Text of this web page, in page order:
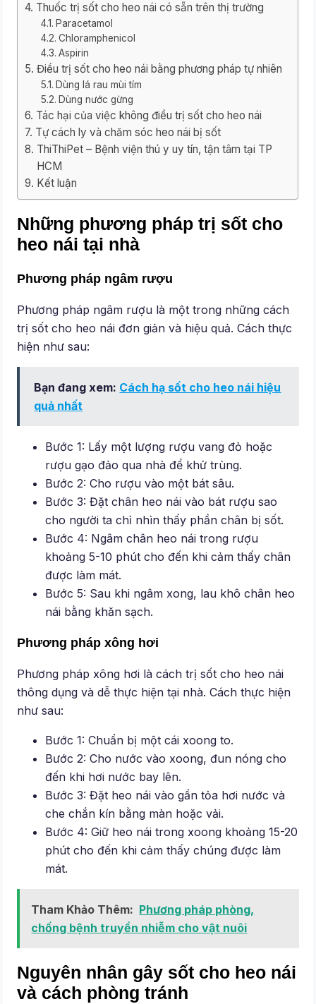
Thuốc trị sốt cho heo nái có sẵn trên thị trường
Paracetamol
Chloramphenicol
Aspirin
Điều trị sốt cho heo nái bằng phương pháp tự nhiên
Dùng lá rau mùi tím
Dùng nước gừng
Tác hại của việc không điều trị sốt cho heo nái
Tự cách ly và chăm sóc heo nái bị sốt
ThiThiPet – Bệnh viện thú y uy tín, tận tâm tại TP
HCM
Kết luận
Những phương pháp trị sốt cho
heo nái tại nhà
Phương pháp ngâm rượu
Phương pháp ngâm rượu là một trong những cách
trị sốt cho heo nái đơn giản và hiệu quả. Cách thực
hiện như sau:
Bạn đang xem: Cách hạ sốt cho heo nái hiệu
quả nhất
Bước 1: Lấy một lượng rượu vang đỏ hoặc
rượu gạo đảo qua nhà để khử trùng.
Bước 2: Cho rượu vào một bát sâu.
Bước 3: Đặt chân heo nái vào bát rượu sao
cho người ta chỉ nhìn thấy phần chân bị sốt.
Bước 4: Ngâm chân heo nái trong rượu
khoảng 5-10 phút cho đến khi cảm thấy chân
được làm mát.
Bước 5: Sau khi ngâm xong, lau khô chân heo
nái bằng khăn sạch.
Phương pháp xông hơi
Phương pháp xông hơi là cách trị sốt cho heo nái
thông dụng và dễ thực hiện tại nhà. Cách thực hiện
như sau:
Bước 1: Chuẩn bị một cái xoong to.
Bước 2: Cho nước vào xoong, đun nóng cho
đến khi hơi nước bay lên.
Bước 3: Đặt heo nái vào gần tỏa hơi nước và
che chắn kín bằng màn hoặc vải.
Bước 4: Giữ heo nái trong xoong khoảng 15-20
phút cho đến khi cảm thấy chúng được làm
mát.
Tham Khảo Thêm: Phương pháp phòng,
chống bệnh truyền nhiễm cho vật nuôi
Nguyên nhân gây sốt cho heo nái
và cách phòng tránh